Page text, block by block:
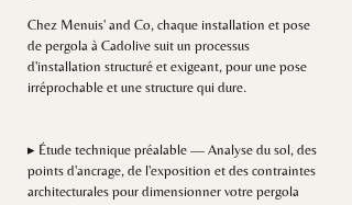
Chez Menuis' and Co, chaque installation et pose
de pergola à Cadolive suit un processus
d'installation structuré et exigeant, pour une pose
irréprochable et une structure qui dure.
▸ Étude technique préalable — Analyse du sol, des
points d'ancrage, de l'exposition et des contraintes
architecturales pour dimensionner votre pergola